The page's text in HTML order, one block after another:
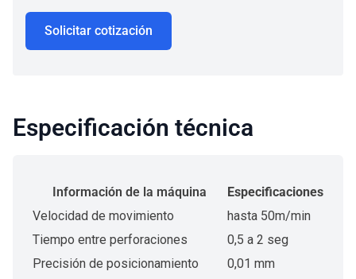
Solicitar cotización
Especificación técnica
Información de la máquina
Especificaciones
Velocidad de movimiento
hasta 50m/min
Tiempo entre perforaciones
0,5 a 2 seg
Precisión de posicionamiento
0,01 mm